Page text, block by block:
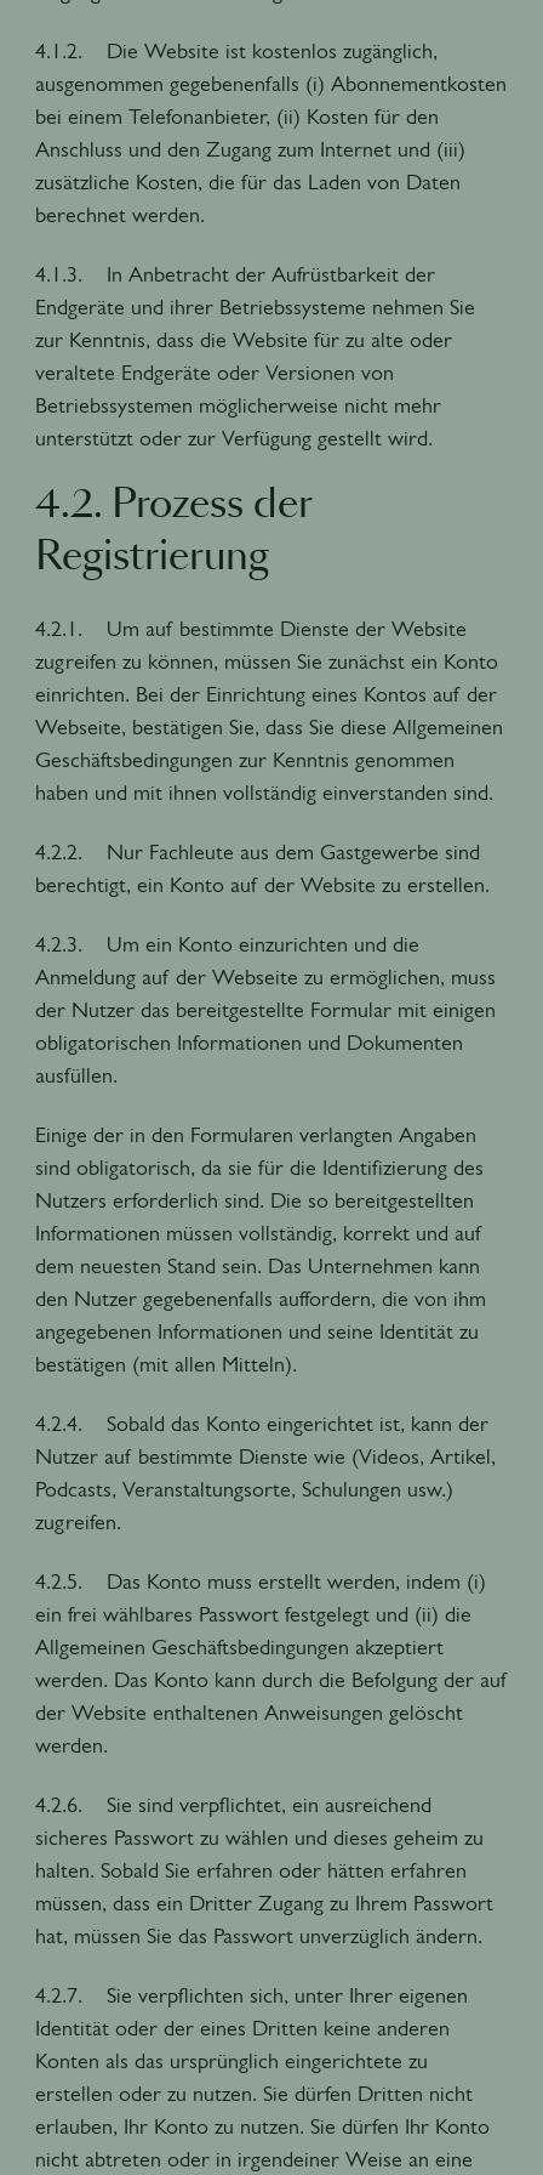
4.1.2. Die Website ist kostenlos zugänglich,
ausgenommen gegebenenfalls (i) Abonnementkosten
bei einem Telefonanbieter, (ii) Kosten für den
Anschluss und den Zugang zum Internet und (iii)
zusätzliche Kosten, die für das Laden von Daten
berechnet werden.
4.1.3. In Anbetracht der Aufrüstbarkeit der
Endgeräte und ihrer Betriebssysteme nehmen Sie
zur Kenntnis, dass die Website für zu alte oder
veraltete Endgeräte oder Versionen von
Betriebssystemen möglicherweise nicht mehr
unterstützt oder zur Verfügung gestellt wird.
4.2. Prozess der
Registrierung
4.2.1. Um auf bestimmte Dienste der Website
zugreifen zu können, müssen Sie zunächst ein Konto
einrichten. Bei der Einrichtung eines Kontos auf der
Webseite, bestätigen Sie, dass Sie diese Allgemeinen
Geschäftsbedingungen zur Kenntnis genommen
haben und mit ihnen vollständig einverstanden sind.
4.2.2. Nur Fachleute aus dem Gastgewerbe sind
berechtigt, ein Konto auf der Website zu erstellen.
4.2.3. Um ein Konto einzurichten und die
Anmeldung auf der Webseite zu ermöglichen, muss
der Nutzer das bereitgestellte Formular mit einigen
obligatorischen Informationen und Dokumenten
ausfüllen.
Einige der in den Formularen verlangten Angaben
sind obligatorisch, da sie für die Identifizierung des
Nutzers erforderlich sind. Die so bereitgestellten
Informationen müssen vollständig, korrekt und auf
dem neuesten Stand sein. Das Unternehmen kann
den Nutzer gegebenenfalls auffordern, die von ihm
angegebenen Informationen und seine Identität zu
bestätigen (mit allen Mitteln).
4.2.4. Sobald das Konto eingerichtet ist, kann der
Nutzer auf bestimmte Dienste wie (Videos, Artikel,
Podcasts, Veranstaltungsorte, Schulungen usw.)
zugreifen.
4.2.5. Das Konto muss erstellt werden, indem (i)
ein frei wählbares Passwort festgelegt und (ii) die
Allgemeinen Geschäftsbedingungen akzeptiert
werden. Das Konto kann durch die Befolgung der auf
der Website enthaltenen Anweisungen gelöscht
werden.
4.2.6. Sie sind verpflichtet, ein ausreichend
sicheres Passwort zu wählen und dieses geheim zu
halten. Sobald Sie erfahren oder hätten erfahren
müssen, dass ein Dritter Zugang zu Ihrem Passwort
hat, müssen Sie das Passwort unverzüglich ändern.
4.2.7. Sie verpflichten sich, unter Ihrer eigenen
Identität oder der eines Dritten keine anderen
Konten als das ursprünglich eingerichtete zu
erstellen oder zu nutzen. Sie dürfen Dritten nicht
erlauben, Ihr Konto zu nutzen. Sie dürfen Ihr Konto
nicht abtreten oder in irgendeiner Weise an eine